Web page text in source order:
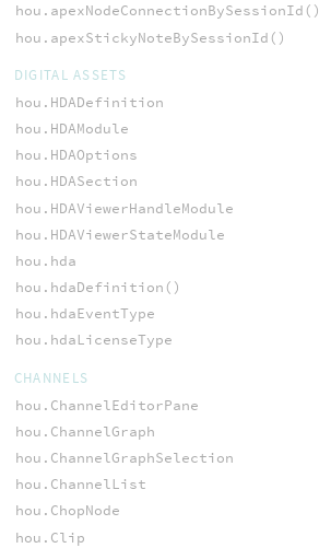
hou.apexNodeConnectionBySessionId()
hou.apexStickyNoteBySessionId()
DIGITAL ASSETS
hou.HDADefinition
hou.HDAModule
hou.HDAOptions
hou.HDASection
hou.HDAViewerHandleModule
hou.HDAViewerStateModule
hou.hda
hou.hdaDefinition()
hou.hdaEventType
hou.hdaLicenseType
CHANNELS
hou.ChannelEditorPane
hou.ChannelGraph
hou.ChannelGraphSelection
hou.ChannelList
hou.ChopNode
hou.Clip